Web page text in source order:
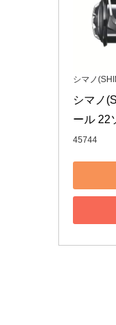
シマノ
シマノ
ール 22
45744